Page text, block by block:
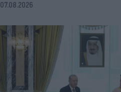
07.08.2026